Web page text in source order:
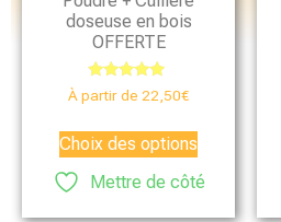
doseuse en bois
OFFERTE
Note
4.76
À partir de 22,50€
Choix des options
Mettre de côté